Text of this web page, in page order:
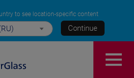
to see location-specific content
Continue